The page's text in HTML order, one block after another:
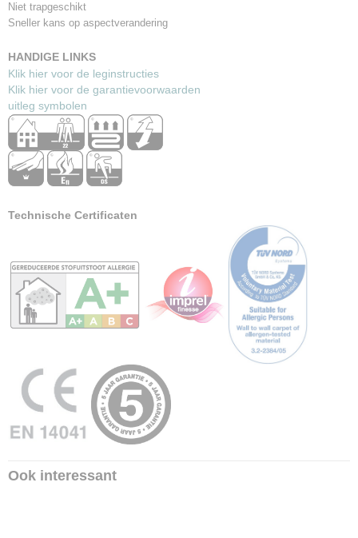
Niet trapgeschikt
Sneller kans op aspectverandering
HANDIGE LINKS
Klik hier voor de leginstructies
Klik hier voor de garantievoorwaarden
uitleg symbolen
Technische Certificaten
Ook interessant